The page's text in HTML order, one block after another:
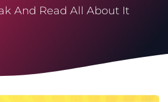
And Read All About It